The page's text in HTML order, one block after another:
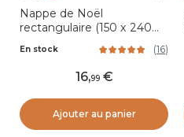
Nappe de Noël
rectangulaire (150 x 240
En stock (16)
16,99
Ajouter au panier